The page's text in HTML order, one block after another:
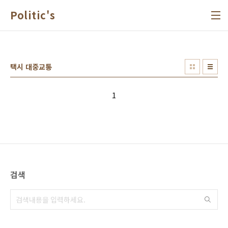
Politic's
택시 대중교통
1
검색